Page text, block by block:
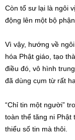
Còn tổ sư lại là ngôi
động lên một bộ
Vì vậy, hướng về
hóa Phật giáo, tạo
điều đó, vô hình
đã dùng cụm từ rất
“Chỉ tin một người”
toàn thể tăng ni Phật
thiểu số tin mà thôi.